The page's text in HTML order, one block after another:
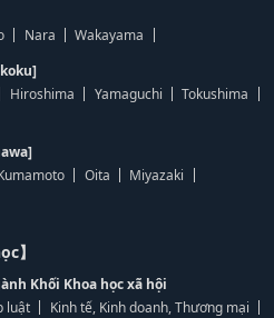
Nara
Wakayama
Hiroshima Yamaguchi
Tokushima
Oita
Miyazaki
】
Khối Khoa học xã hội
luật
Kinh tế, Kinh doanh, Thương mại